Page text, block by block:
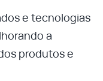
e tecnologias
a
produtos e